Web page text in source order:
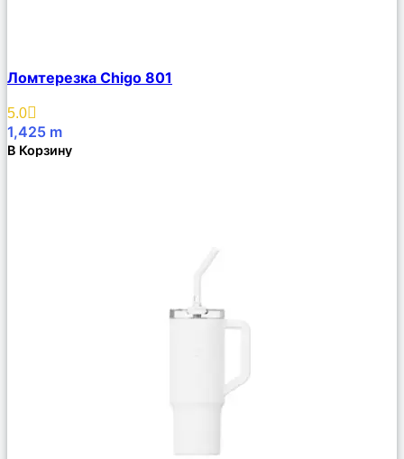
Описание
Избранное
Ломтерезка Chigo 801
5.0
1,425 m
В Корзину